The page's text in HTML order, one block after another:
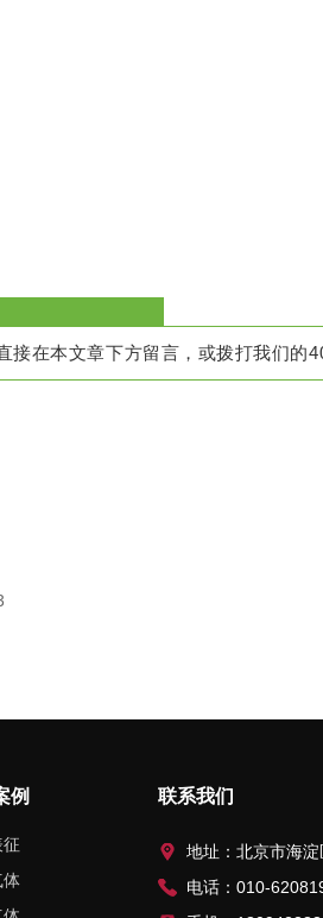
接在本文章下方留言，或拨打我们的
例
体
联系我们
地址：北京市海淀区人民
电话：010-